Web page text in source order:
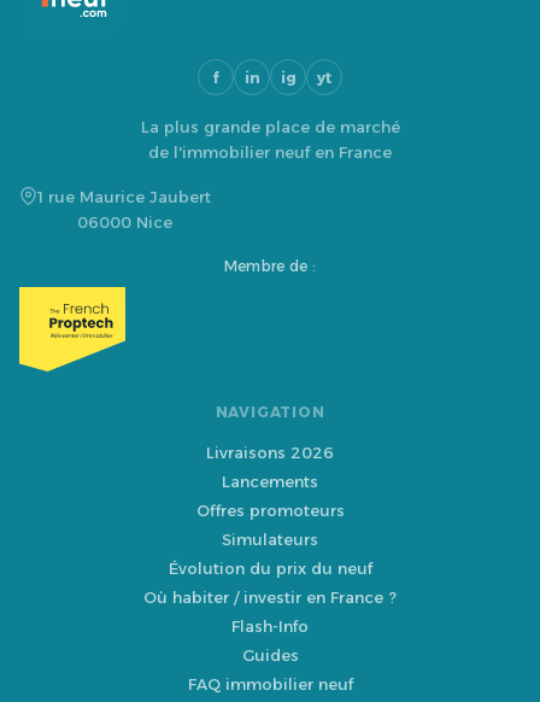
f in ig yt
La plus grande place de marché
de l'immobilier neuf en France
1 rue Maurice Jaubert
06000 Nice
Membre de :
NAVIGATION
Livraisons 2026
Lancements
Offres promoteurs
Simulateurs
Évolution du prix du neuf
Où habiter / investir en France ?
Flash-Info
Guides
FAQ immobilier neuf